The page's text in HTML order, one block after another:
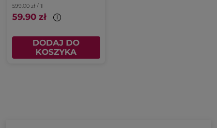
599.00 zł / 1l
59.90 zł
DODAJ DO
KOSZYKA